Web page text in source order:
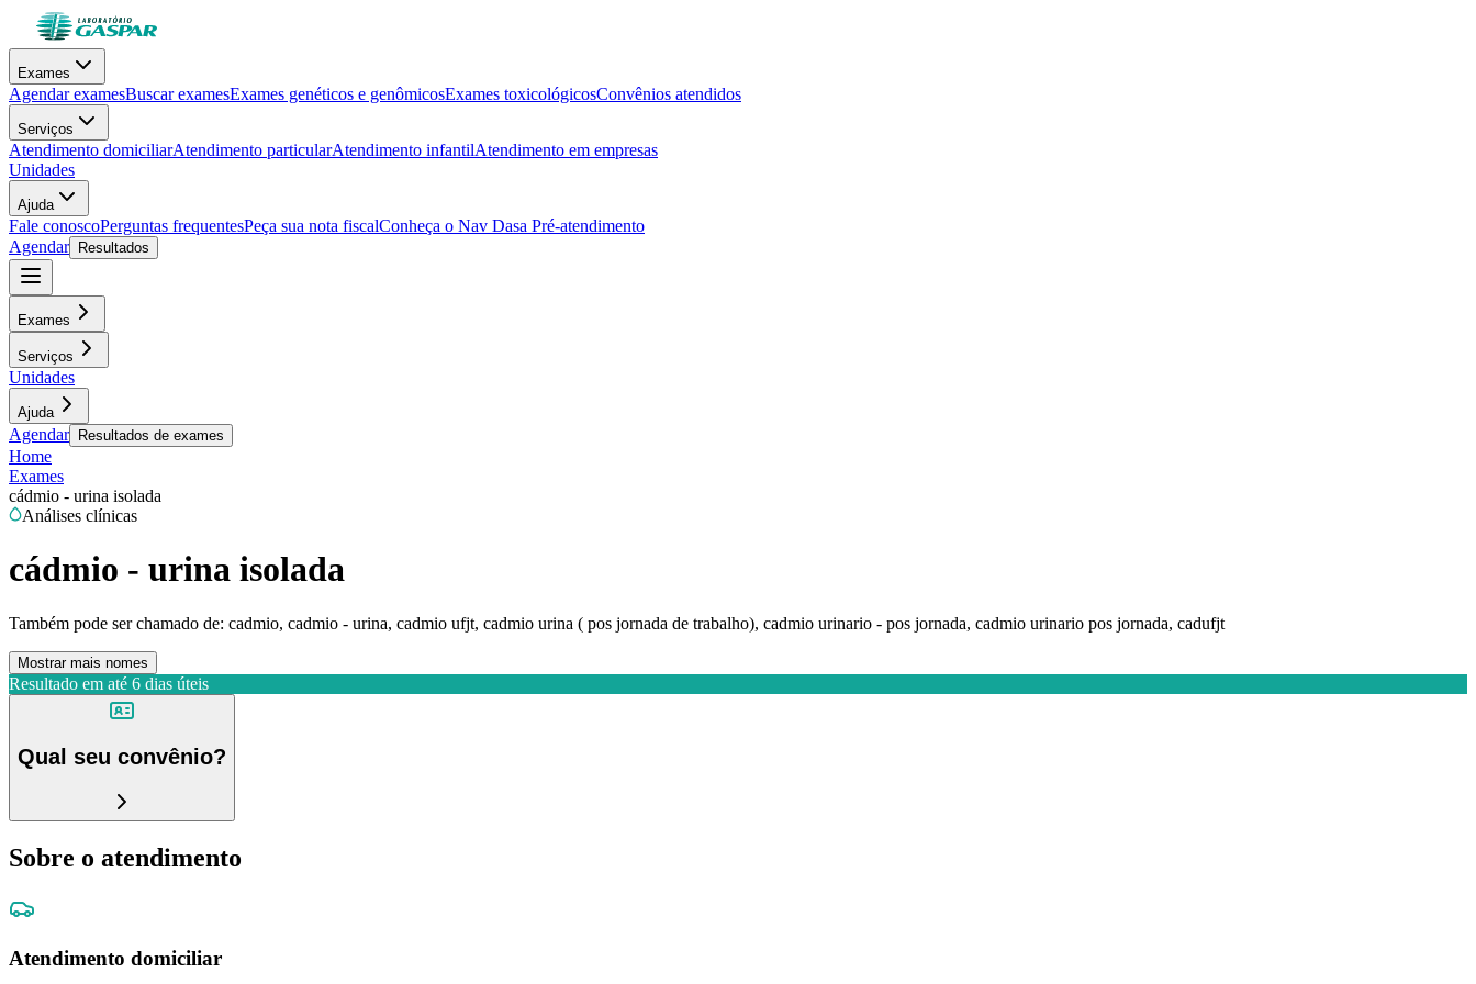
Exames
Agendar examesBuscar examesExames genéticos e genômicosExames toxicológicosConvênios atendidos
Serviços
Atendimento domiciliarAtendimento particularAtendimento infantilAtendimento em empresas
Unidades
Ajuda
Fale conoscoPerguntas frequentesPeça sua nota fiscalConheça o Nav Dasa Pré-atendimento
Agendar
Resultados
Exames
Serviços
Unidades
Ajuda
Agendar Resultados de exames
Home
Exames
cádmio - urina isolada
Análises clínicas
cádmio - urina isolada
Também pode ser chamado de: cadmio, cadmio - urina, cadmio ufjt, cadmio urina ( pos jornada de trabalho), cadmio urinario - pos jornada, cadmio urinario pos jornada, cadufjt
Mostrar mais nomes
Resultado em até 6 dias úteis
Qual seu convênio?
Sobre o atendimento
Atendimento domiciliar